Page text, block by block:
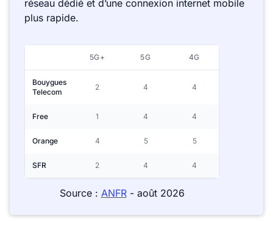
réseau dédié et d’une connexion internet mobile
plus rapide.
5G+ 5G 4G
Bouygues
Telecom
2 4 4
Free 1 4 4
Orange 4 5 5
SFR 2 4 4
Source : ANFR- août 2026